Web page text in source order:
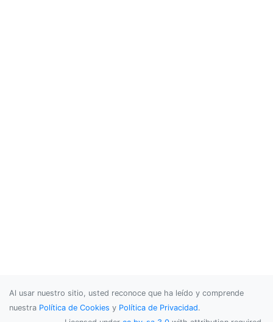
Al usar nuestro sitio, usted reconoce que ha leído y comprende
nuestra Política de Cookies y Política de Privacidad.